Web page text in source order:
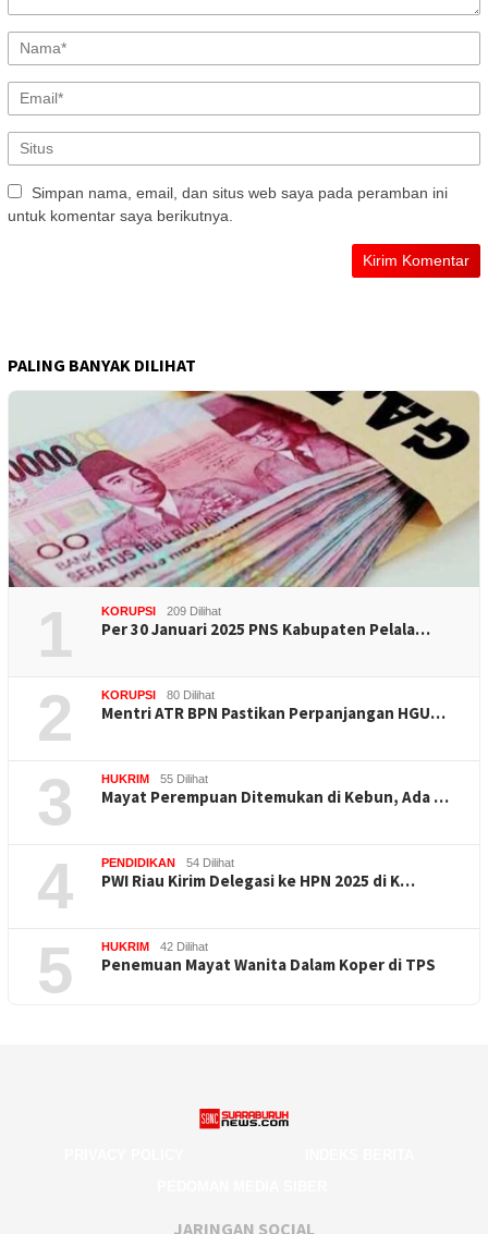
Simpan nama, email, dan situs web saya pada peramban ini
untuk komentar saya berikutnya.
PALING BANYAK DILIHAT
1 KORUPSI 209 Dilihat
Per 30 Januari 2025 PNS Kabupaten Pelala…
2 KORUPSI 80 Dilihat
Mentri ATR BPN Pastikan Perpanjangan HGU…
3 HUKRIM 55 Dilihat
Mayat Perempuan Ditemukan di Kebun, Ada …
4 PENDIDIKAN 54 Dilihat
PWI Riau Kirim Delegasi ke HPN 2025 di K…
5 HUKRIM 42 Dilihat
Penemuan Mayat Wanita Dalam Koper di TPS
JARINGAN SOCIAL